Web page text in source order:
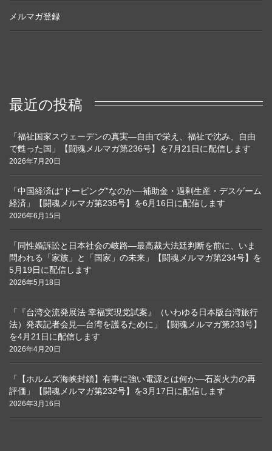
メルマガ登録
最近の投稿
「福祉国家スウェーデンの真実―自由で栄え、福祉で沈み、自由
で甦った国」【闘魂メルマガ第236号】を7月21日に配信します
2026年7月20日
「中国経済は“ドーピング”なのか―補助金・過剰生産・デスゲーム
経済」【闘魂メルマガ第235号】を6月16日に配信します
2026年6月15日
「同性婚訴訟と日本社会の岐路―最高裁大法廷判断を前に、いま
問われる「家族」と「国家」の未来」【闘魂メルマガ第234号】を
5月19日に配信します
2026年5月18日
「『台湾交流発展法 幸福実現党試案』（いわゆる日本版台湾旅行
法）発表記者会見―台湾を護るために」【闘魂メルマガ第233号】
を4月21日に配信します
2026年4月20日
「【ホルムズ海峡封鎖】有事に強い電源とは何か―石炭火力の再
評価」【闘魂メルマガ第232号】を3月17日に配信します
2026年3月16日